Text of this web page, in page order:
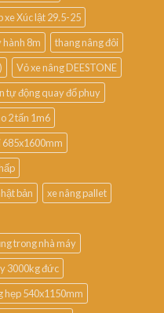
xe Xúc lật 29.5-25
8m
thang nâng đôi
Vỏ xe nâng DEESTONE
tự động quay đổ phuy
2 tấn 1m6
685x1600mm
bản
xe nâng pallet
trong nhà máy
3000kg đức
hẹp 540x1150mm